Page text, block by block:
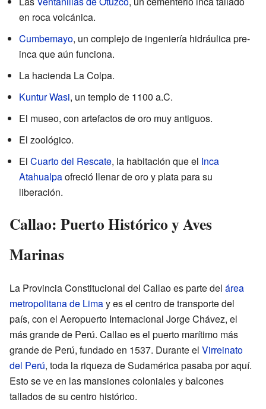
en roca volcánica.
Cumbemayo, un complejo de ingeniería hidráulica pre-
inca que aún funciona.
La hacienda La Colpa.
Kuntur Wasi, un templo de 1100 a.C.
El museo, con artefactos de oro muy antiguos.
El zoológico.
El Cuarto del Rescate, la habitación que el Inca
Atahualpaofreció llenar de oro y plata para su
liberación.
Callao: Puerto Histórico y Aves
Marinas
La Provincia Constitucional del Callao es parte del área
metropolitana de Limay es el centro de transporte del
país, con el Aeropuerto Internacional Jorge Chávez, el
más grande de Perú. Callao es el puerto marítimo más
grande de Perú, fundado en 1537. Durante el Virreinato
del Perú, toda la riqueza de Sudamérica pasaba por aquí.
Esto se ve en las mansiones coloniales y balcones
tallados de su centro histórico.